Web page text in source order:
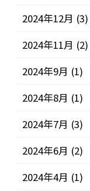
2024年12月 (3)
2024年11月 (2)
2024年9月 (1)
2024年8月 (1)
2024年7月 (3)
2024年6月 (2)
2024年4月 (1)